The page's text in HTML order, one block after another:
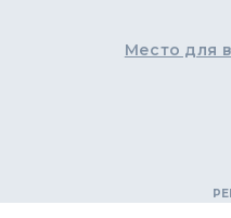
Место для